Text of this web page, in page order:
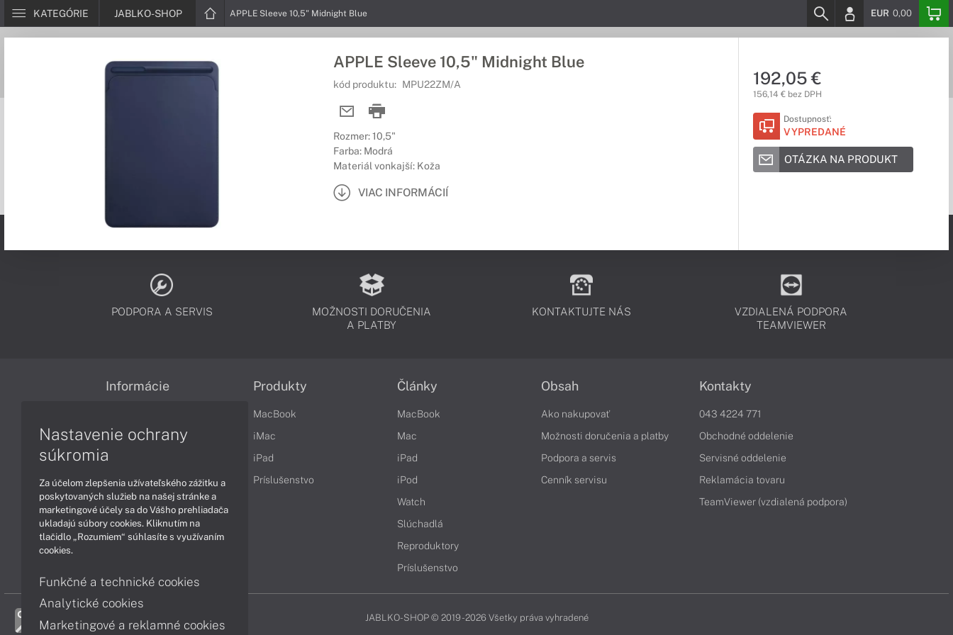
KATEGÓRIE JABLKO-SHOP APPLE Sleeve 10,5" Midnight Blue EUR 0,00
APPLE Sleeve 10,5" Midnight Blue
kód produktu: MPU22ZM/A
Rozmer: 10,5"
Farba: Modrá
Materiál vonkajší: Koža
VIAC INFORMÁCIÍ
192,05 €
156,14 € bez DPH
Dostupnosť:
VYPREDANÉ
OTÁZKA NA PRODUKT
PODPORA A SERVIS
MOŽNOSTI DORUČENIA
A PLATBY
KONTAKTUJTE NÁS
VZDIALENÁ PODPORA
TEAMVIEWER
Informácie
Reklamačné podmienky
Ochrana osobných údajov
Vrátenie tovaru
Vyhlásenie o prístupnosti
Cookies
Produkty
MacBook
iMac
iPad
Príslušenstvo
Články
MacBook
Mac
iPad
iPod
Watch
Slúchadlá
Reproduktory
Príslušenstvo
Obsah
Ako nakupovať
Možnosti doručenia a platby
Podpora a servis
Cenník servisu
Kontakty
043 4224 771
Obchodné oddelenie
Servisné oddelenie
Reklamácia tovaru
TeamViewer (vzdialená podpora)
JABLKO-SHOP © 2019 - 2026 Všetky práva vyhradené
Nastavenie ochrany
súkromia
Za účelom zlepšenia užívateľského zážitku a
poskytovaných služieb na našej stránke a
marketingové účely sa do Vášho prehliadača
ukladajú súbory cookies. Kliknutím na
tlačidlo „Rozumiem“ súhlasíte s využívaním
cookies.
Funkčné a technické cookies
Analytické cookies
Marketingové a reklamné cookies